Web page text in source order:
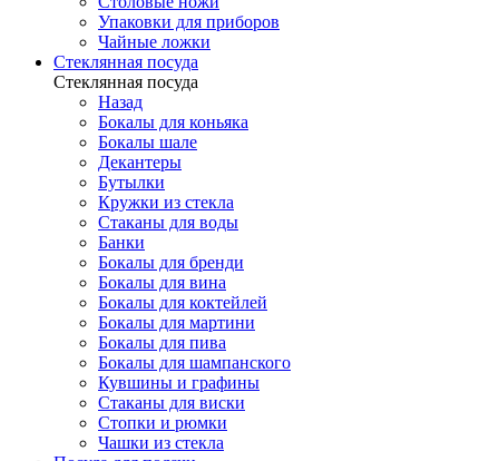
Упаковки для приборов
Чайные ложки
Стеклянная посуда
Стеклянная посуда
Назад
Бокалы для коньяка
Бокалы шале
Декантеры
Бутылки
Кружки из стекла
Стаканы для воды
Банки
Бокалы для бренди
Бокалы для вина
Бокалы для коктейлей
Бокалы для мартини
Бокалы для пива
Бокалы для шампанского
Кувшины и графины
Стаканы для виски
Стопки и рюмки
Чашки из стекла